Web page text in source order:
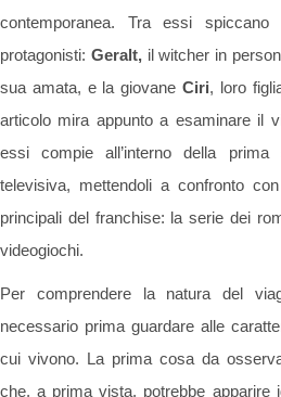
contemporanea. Tra essi
protagonisti: Geralt,il witcher in
sua amata, e la giovane Ciri, loro
articolo mira appunto a esaminare il
essi compie all’interno della prima
televisiva, mettendoli a confronto
principali del franchise: la serie dei
videogiochi.
Per comprendere la natura del
necessario prima guardare alle
cui vivono. La prima cosa da
che, a prima vista, potrebbe apparire